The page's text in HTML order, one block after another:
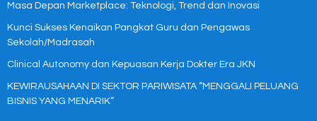
Masa Depan Marketplace: Teknologi, Trend dan Inovasi
Kunci Sukses Kenaikan Pangkat Guru dan Pengawas
Sekolah/Madrasah
Clinical Autonomy dan Kepuasan Kerja Dokter Era JKN
KEWIRAUSAHAAN DI SEKTOR PARIWISATA “MENGGALI PELUANG
BISNIS YANG MENARIK”